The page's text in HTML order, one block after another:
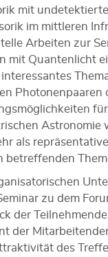
mit
im mittleren
Arbeiten zur
mit Quantenlicht
Photonenpaaren
Astronomie
als
zu dem
der
der
des